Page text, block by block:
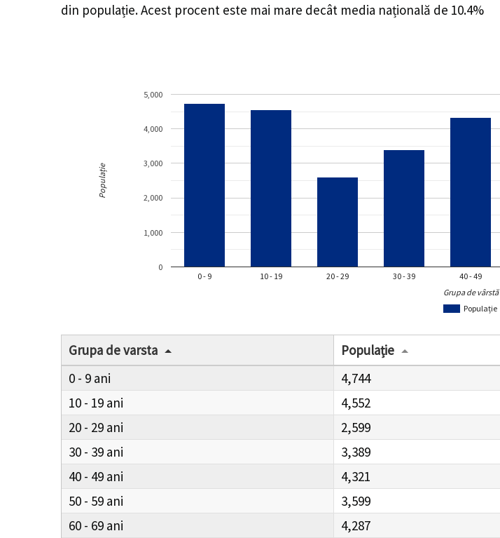
din populație. Acest procent este mai mare decât media națională de 10.4%
Populație
0 - 9 10 - 19 20 - 29 30 - 39 40 - 49
0
1,000
2,000
3,000
4,000
5,000
Grupa de vârstă
Populație
Grupa de varsta Populație
0 - 9
4,744
10 - 19
4,552
20 - 29
2,599
30 - 39
3,389
40 - 49
4,321
50 - 59
3,599
60 - 69
4,287